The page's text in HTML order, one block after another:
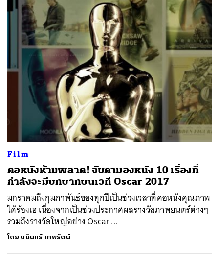
Film
คอหนังห้ามพลาด! จับตามองหนัง 10 เรื่องที่
กำลังจะมีบทบาทบนเวที Oscar 2017
มกราคมถึงกุมภาพันธ์ของทุกปีเป็นช่วงเวลาที่คอหนังคุณภาพ
ได้ร้องเฮ เนื่องจากเป็นช่วงประกาศผลรางวัลภาพยนตร์ต่างๆ
รวมถึงรางวัลใหญ่อย่าง Oscar ...
โดย บดินทร์ เทพรัตน์